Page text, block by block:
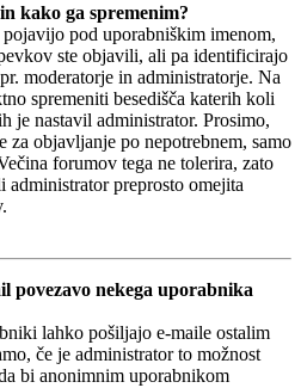
kako ga spremenim?
pod uporabniškim imenom,
ste objavili, ali pa identificirajo
moderatorje in administratorje. Na
spremeniti besedišča katerih koli
je nastavil administrator. Prosimo,
za objavljanje po nepotrebnem, samo
forumov tega ne tolerira, zato
administrator preprosto omejita
povezavo nekega uporabnika
lahko pošiljajo e-maile ostalim
če je administrator to možnost
bi anonimnim uporabnikom